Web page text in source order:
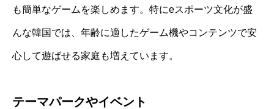
も簡単なゲームを楽しめます。特にeスポーツ文化が盛
んな韓国では、年齢に適したゲーム機やコンテンツで安
心して遊ばせる家庭も増えています。
テーマパークやイベント